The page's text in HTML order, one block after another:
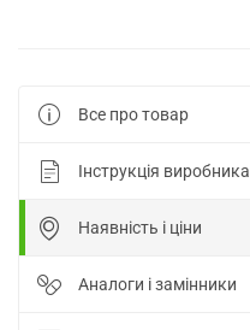
Все про товар
Інструкція виробника
Наявність і ціни
Аналоги і замінники